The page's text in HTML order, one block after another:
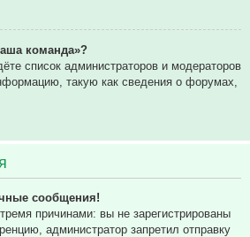
команда»?
список администраторов и модераторов
такую как сведения о форумах,
сообщения!
причинами: вы не зарегистрированы
администратор запретил отправку